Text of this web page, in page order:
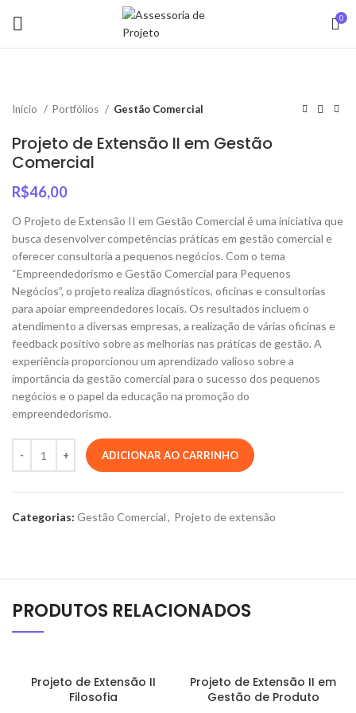
0
Início Portfólios Gestão Comercial
Projeto de Extensão II em Gestão
Comercial
R$46,00
O Projeto de Extensão II em Gestão Comercial é uma iniciativa que
busca desenvolver competências práticas em gestão comercial e
oferecer consultoria a pequenos negócios. Com o tema
“Empreendedorismo e Gestão Comercial para Pequenos
Negócios”, o projeto realiza diagnósticos, oficinas e consultorias
para apoiar empreendedores locais. Os resultados incluem o
atendimento a diversas empresas, a realização de várias oficinas e
feedback positivo sobre as melhorias nas práticas de gestão. A
experiência proporcionou um aprendizado valioso sobre a
importância da gestão comercial para o sucesso dos pequenos
negócios e o papel da educação na promoção do
empreendedorismo.
ADICIONAR AO CARRINHO
Categorias: Gestão Comercial, Projeto de extensão
PRODUTOS RELACIONADOS
Projeto de Extensão II
Filosofia
Projeto de Extensão II em
Gestão de Produto